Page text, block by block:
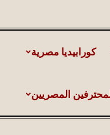
كورابيديا مصرية
المصريين